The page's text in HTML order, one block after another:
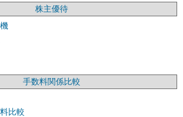
株主優待
手数料関係比較
比較